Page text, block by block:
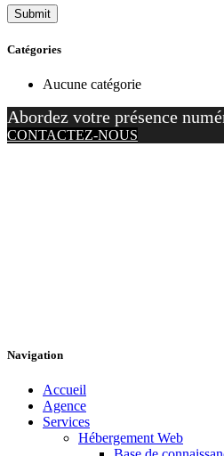
Catégories
Aucune catégorie
Abordez votre présence
CONTACTEZ-NOUS
Navigation
Accueil
Agence
Services
Hébergement Web